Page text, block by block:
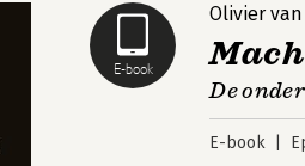
E-book
Olivier
De
E-book